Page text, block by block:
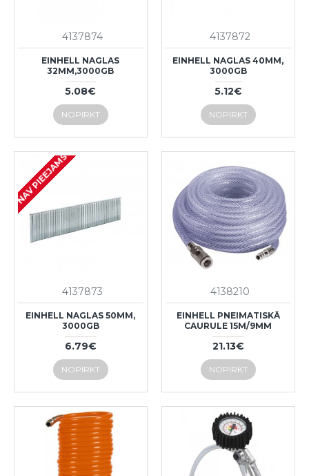
4137874
EINHELL NAGLAS
32MM,3000GB
5.08€
NOPIRKT
4137872
EINHELL NAGLAS 40MM,
3000GB
5.12€
NOPIRKT
NAV PIEEJAMS
4137873
EINHELL NAGLAS 50MM,
3000GB
6.79€
NOPIRKT
4138210
EINHELL PNEIMATISKĀ
CAURULE 15M/9MM
21.13€
NOPIRKT